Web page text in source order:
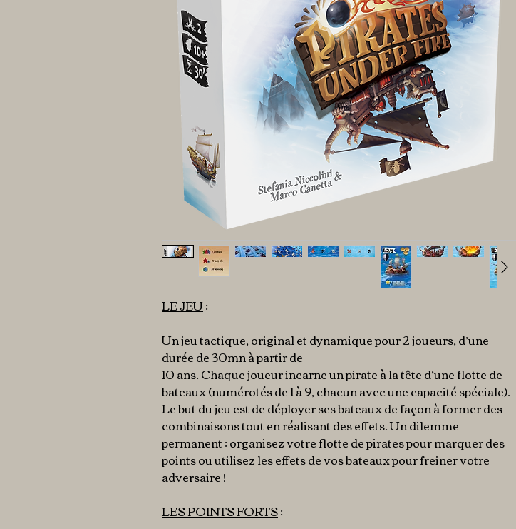
LE JEU:
Un jeu tactique, original et dynamique pour 2 joueurs, d’une
durée de 30mn à partir de
10 ans. Chaque joueur incarne un pirate à la tête d’une flotte de
bateaux (numérotés de 1 à 9, chacun avec une capacité spéciale).
Le but du jeu est de déployer ses bateaux de façon à former des
combinaisons tout en réalisant des effets. Un dilemme
permanent : organisez votre flotte de pirates pour marquer des
points ou utilisez les effets de vos bateaux pour freiner votre
adversaire !
LES POINTS FORTS: